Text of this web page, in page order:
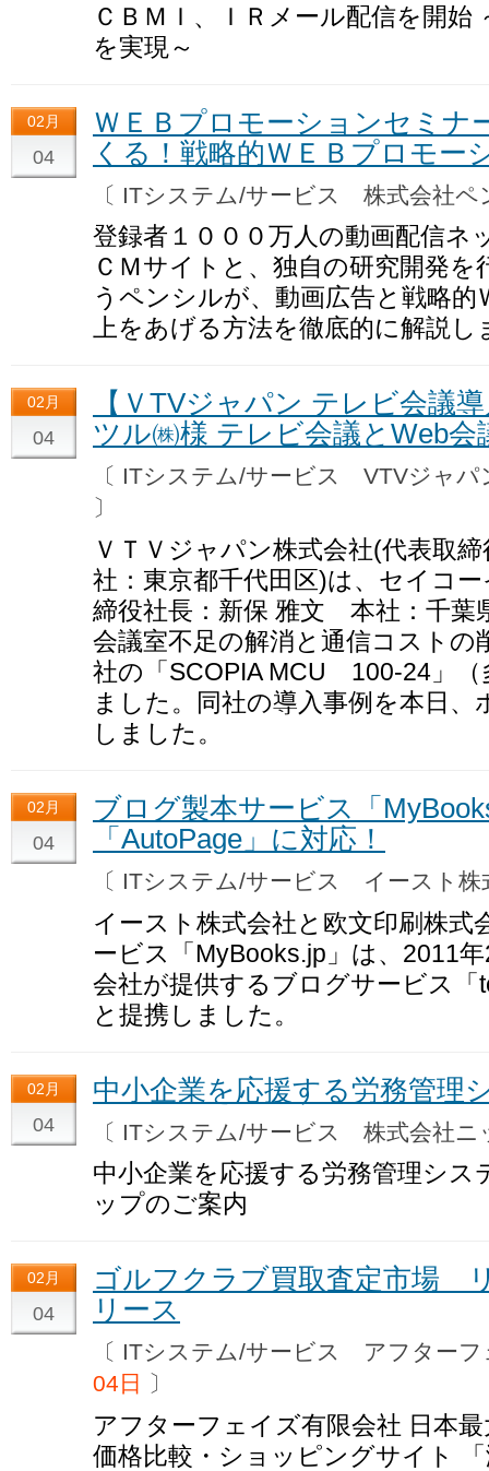
ＣＢＭＩ、ＩＲメール配信を開始
を実現～
02月
04
ＷＥＢプロモーションセミナ
くる！戦略的ＷＥＢプロモー
〔 ITシステム/サービス 株式会社
登録者１０００万人の動画配信ネ
ＣＭサイトと、独自の研究開発
うペンシルが、動画広告と戦略
上をあげる方法を徹底的に解説し
02月
04
【ＶTVジャパン テレビ会議
ツル㈱様 テレビ会議とWeb会
〔 ITシステム/サービス VTVジャ
〕
ＶＴＶジャパン株式会社(代表
社：東京都千代田区)は、セイコ
締役社長：新保 雅文 本社：千葉
会議室不足の解消と通信コストの
社の「SCOPIA MCU 100-24」（
ました。同社の導入事例を本日
しました。
02月
04
ブログ製本サービス「
「AutoPage」に対応！
〔 ITシステム/サービス イースト
イースト株式会社と欧文印刷株
ービス「MyBooks.jp」は、2011
会社が提供するブログサービス「
と提携しました。
02月
04
中小企業を応援する労務管理
〔 ITシステム/サービス 株式会社
中小企業を応援する労務管理シ
ップのご案内
02月
04
ゴルフクラブ買取査定市場
リース
〔 ITシステム/サービス アフター
04日
〕
アフターフェイズ有限会社 日本
価格比較・ショッピングサイト